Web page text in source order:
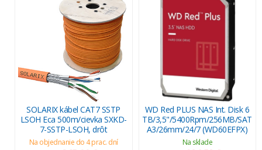
SOLARIX kábel CAT7 SSTP
LSOH Eca 500m/cievka SXKD-
7-SSTP-LSOH, drôt
Na objednanie do 4 prac. dní
WD Red PLUS NAS Int. Disk 6
TB/3,5"/5400Rpm/256MB/SAT
A3/26mm/24/7 (WD60EFPX)
Na sklade